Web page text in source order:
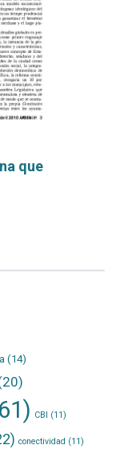
que
(14)
CBI (11)
conectividad (11)